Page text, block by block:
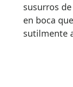
susurros
en boca
sutilmente